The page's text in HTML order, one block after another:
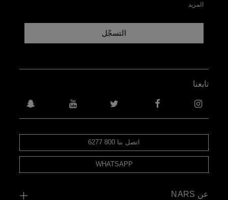
المزيد
التسجّل
اتصل بنا 800 6277
WHATSAPP
عن NARS
تابعنا